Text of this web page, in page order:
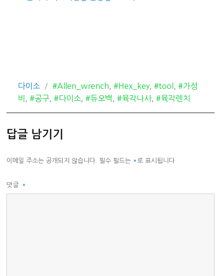
카
테
다이소
태
그
#Allen_wrench, #Hex_key, #tool , #가성
비 ,#공구,#다이소,#듀오백 ,#육각나사,#육각렌치
답글 남기기
이메일 주소는 공개되지 않습니다. 필수 필드는 *로 표시됩니다
댓글 *